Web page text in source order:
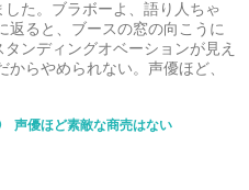
た。ブラボーよ、語り人ちゃ
返ると、ブースの窓の向こうに
ンディングオベーションが見え
からやめられない。声優ほど、
優ほど素敵な商売はない